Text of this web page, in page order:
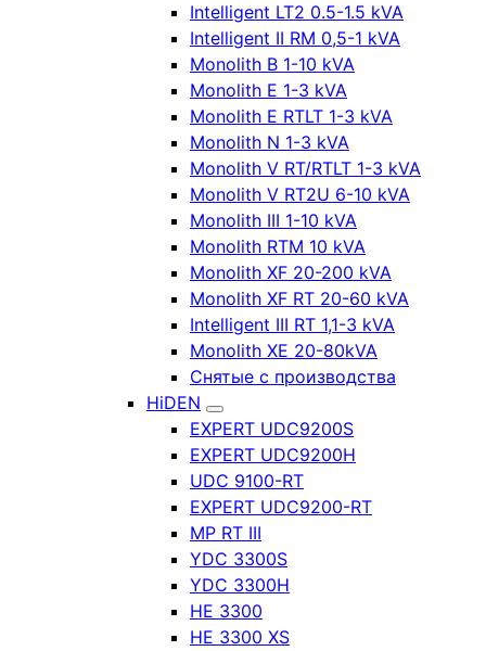
Intelligent LT2 0.5-1.5 kVA
Intelligent II RM 0,5-1 kVA
Monolith B 1-10 kVA
Monolith E 1-3 kVA
Monolith E RTLT 1-3 kVA
Monolith N 1-3 kVA
Monolith V RT/RTLT 1-3 kVA
Monolith V RT2U 6-10 kVA
Monolith III 1-10 kVA
Monolith RTM 10 kVA
Monolith XF 20-200 kVA
Monolith XF RT 20-60 kVA
Intelligent III RT 1,1-3 kVA
Monolith XE 20-80kVA
Снятые с производства
HiDEN
EXPERT UDC9200S
EXPERT UDC9200H
UDC 9100-RT
EXPERT UDC9200-RT
MP RT III
YDC 3300S
YDC 3300H
HE 3300
HE 3300 XS